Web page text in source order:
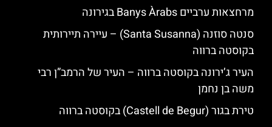
מרחצאות ערביים Banys Àrabs בגירונה
סנטה סוזנה (Santa Susanna) – עיירה תיירותית
בקוסטה ברווה
העיר ג’ירונה בקוסטה ברווה – העיר של הרמב”ן רבי
משה בן נחמן
טירת בגור (Castell de Begur) בקוסטה ברווה